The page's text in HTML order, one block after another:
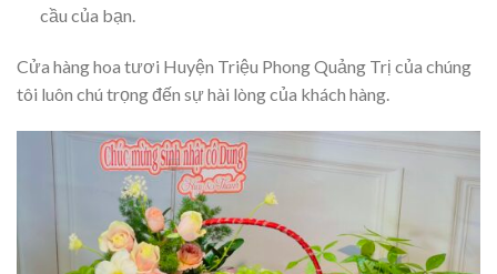
cầu của bạn.
Cửa hàng hoa tươi Huyện Triệu Phong Quảng Trị của chúng
tôi luôn chú trọng đến sự hài lòng của khách hàng.